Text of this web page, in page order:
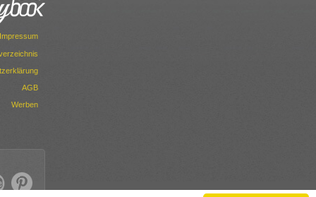
Impressum
AGB
Werben